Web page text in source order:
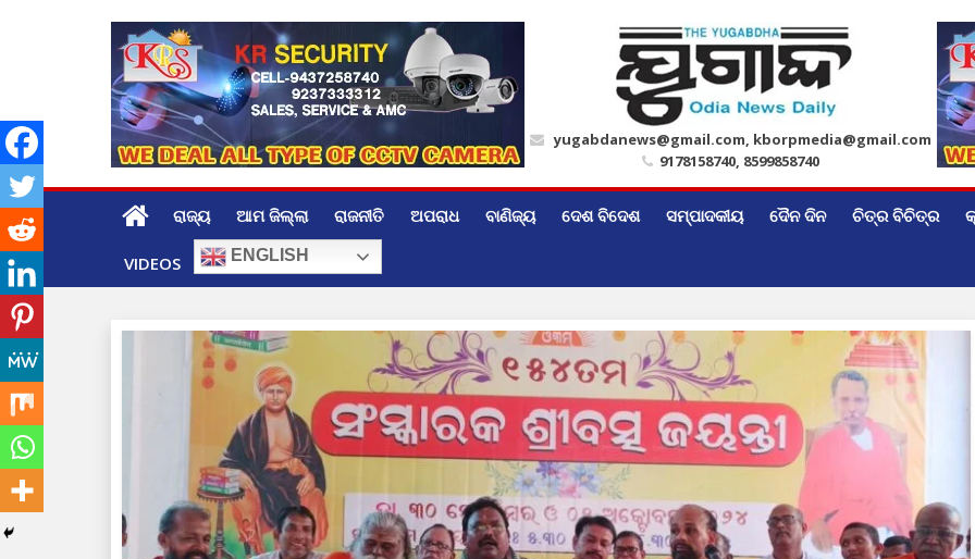
yugabdanews@gmail.com, kborpmedia@gmail.com
9178158740, 8599858740
ରାଜ୍ୟ ଆମ ଜିଲ୍ଲା ରାଜନୀତି ଅପରାଧ ବାଣିଜ୍ୟ ଦେଶ ବିଦେଶ ସମ୍ପାଦକୀୟ ଦୈନ ଦିନ ଚିତ୍ର ବିଚିତ୍ର
VIDEOS ENGLISH